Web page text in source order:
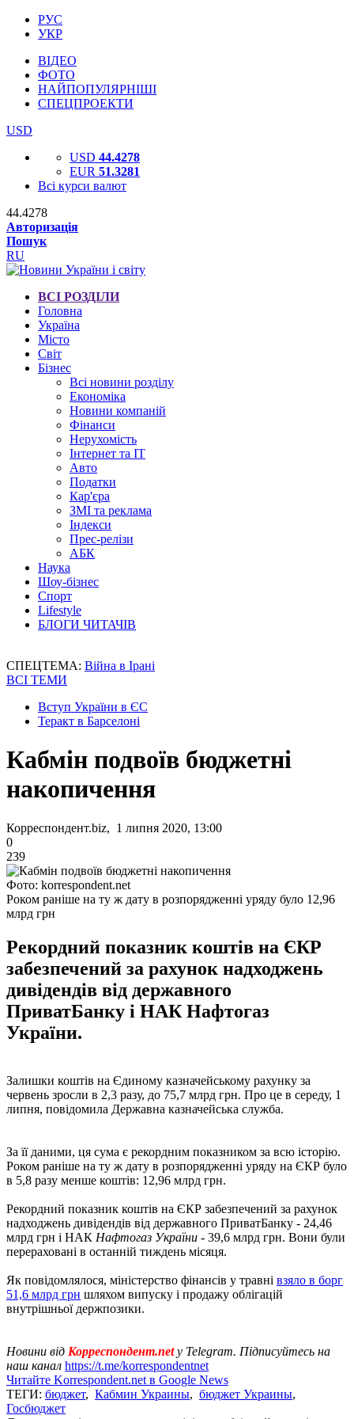
РУС
УКР
ВІДЕО
ФОТО
НАЙПОПУЛЯРНІШІ
СПЕЦПРОЕКТИ
USD
USD 44.4278
EUR 51.3281
Всі курси валют
44.4278
Авторизація
Пошук
RU
ВСІ РОЗДІЛИ
Головна
Україна
Місто
Світ
Бізнес
Всі новини розділу
Економіка
Новини компаній
Фінанси
Нерухомість
Інтернет та IT
Авто
Податки
Кар'єра
ЗМІ та реклама
Індекси
Прес-релізи
АБК
Наука
Шоу-бізнес
Спорт
Lifestyle
БЛОГИ ЧИТАЧІВ
СПЕЦТЕМА: Війна в Ірані
ВСІ ТЕМИ
Вступ України в ЄС
Теракт в Барселоні
Кабмін подвоїв бюджетні
накопичення
Корреспондент.biz, 1 липня 2020, 13:00
0
239
Фото: korrespondent.net
Роком раніше на ту ж дату в розпорядженні уряду було 12,96
млрд грн
Рекордний показник коштів на ЄКР
забезпечений за рахунок надходжень
дивідендів від державного
ПриватБанку і НАК Нафтогаз
України.
Залишки коштів на Єдиному казначейському рахунку за
червень зросли в 2,3 разу, до 75,7 млрд грн. Про це в середу, 1
липня, повідомила Державна казначейська служба.
За її даними, ця сума є рекордним показником за всю історію.
Роком раніше на ту ж дату в розпорядженні уряду на ЄКР було
в 5,8 разу менше коштів: 12,96 млрд грн.
Рекордний показник коштів на ЄКР забезпечений за рахунок
надходжень дивідендів від державного ПриватБанку - 24,46
млрд грн і НАК Нафтогаз України - 39,6 млрд грн. Вони були
перераховані в останній тиждень місяця.
Як повідомлялося, міністерство фінансів у травні взяло в борг
51,6 млрд грн шляхом випуску і продажу облігацій
внутрішньої держпозики.
Новини від Корреспондент.net у Telegram. Підписуйтесь на
наш канал https://t.me/korrespondentnet
Читайте Korrespondent.net в Google News
ТЕГИ: бюджет, Кабмин Украины, бюджет Украины,
Госбюджет